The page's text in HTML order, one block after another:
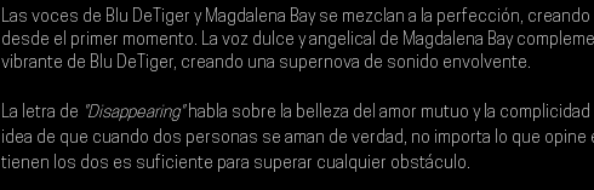
Las voces de Blu DeTiger y Magdalena Bay se mezclan a la perfección,
desde el primer momento. La voz dulce y angelical de Magdalena Bay
vibrante de Blu DeTiger, creando una supernova de sonido envolvente.
La letra de "Disappearing" habla sobre la belleza del amor mutuo y la
idea de que cuando dos personas se aman de verdad, no importa lo que opine
tienen los dos es suficiente para superar cualquier obstáculo.